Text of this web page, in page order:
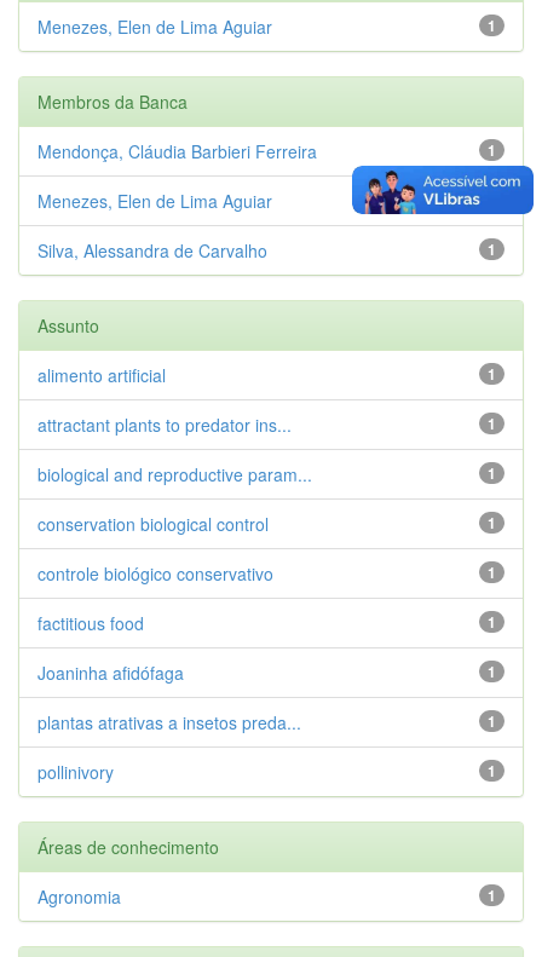
1
Menezes, Elen de Lima Aguiar
Membros da Banca
1
Mendonça, Cláudia Barbieri Ferreira
Menezes, Elen de Lima Aguiar
1
Silva, Alessandra de Carvalho
Assunto
1
alimento artificial
1
attractant plants to predator ins...
1
biological and reproductive param...
1
conservation biological control
1
controle biológico conservativo
1
factitious food
1
Joaninha afidófaga
1
plantas atrativas a insetos preda...
1
pollinivory
Áreas de conhecimento
1
Agronomia